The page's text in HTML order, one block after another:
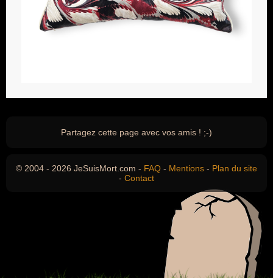
Partagez cette page avec vos amis ! ;-)
© 2004 - 2026 JeSuisMort.com - FAQ - Mentions - Plan du site
- Contact